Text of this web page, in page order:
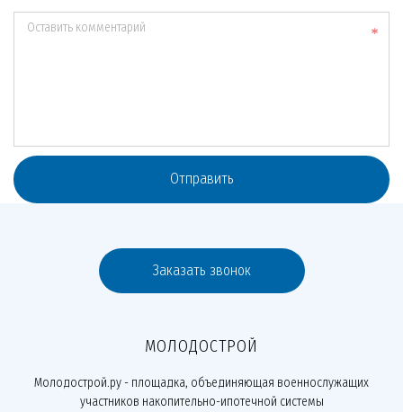
Оставить комментарий
Отправить
Заказать звонок
МОЛОДОСТРОЙ
Молодострой.ру - площадка, объединяющая военнослужащих
участников накопительно-ипотечной системы